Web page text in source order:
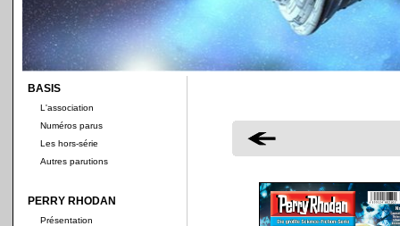
BASIS
L'association
Numéros parus
Les hors-série
Autres parutions
PERRY RHODAN
Présentation